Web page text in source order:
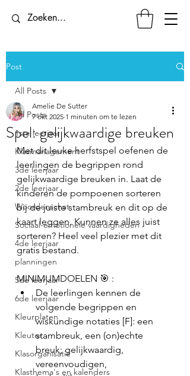
Post
All Posts
1ste leerjaar
Klasmanagement
3de leerjaar
2de leerjaar
Woordenschat
Sociaal-emotionele vaardigheden
4de leerjaar
planningen
5de leerjaar
6de leerjaar
Kleurplaten
Kleuter
Klasorganisatie
Klasthema's en kalenders
All Posts
Spel: gelijkwaardige breuken
Amelie De Sutter
7 okt 2025 1 minuten om te lezen
Met dit leuke herfstspel oefenen de
leerlingen de begrippen rond
gelijkwaardige breuken in. Laat de
kinderen de pompoenen sorteren
bij de juiste stambreuk en dit op de
kaart leggen. Kunnen ze alles juist
sorteren? Heel veel plezier met dit
gratis bestand.
MINIMUMDOELEN 🎯 :
De leerlingen kennen de
volgende begrippen en
wiskundige notaties [F]: een
stambreuk, een (on)echte
breuk; gelijkwaardig,
vereenvoudigen,